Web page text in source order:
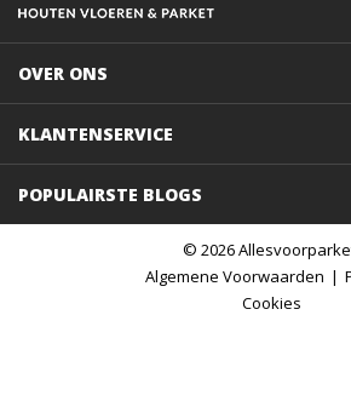
OVER ONS
KLANTENSERVICE
POPULAIRSTE BLOGS
© 2026
Algemene Voorwaarden
Cookies